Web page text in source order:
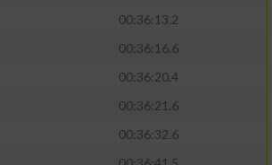
00:36:13.2
00:36:16.6
00:36:20.4
00:36:21.6
00:36:32.6